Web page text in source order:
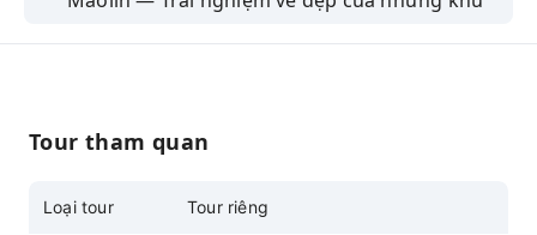
Trải nghiệm trà núi Liugui (Lớp học nhỏ/Tiệc
nguyên chất của trà núi cao Đài Loan tại một
Tour tham quan
Loại tour Tour riêng